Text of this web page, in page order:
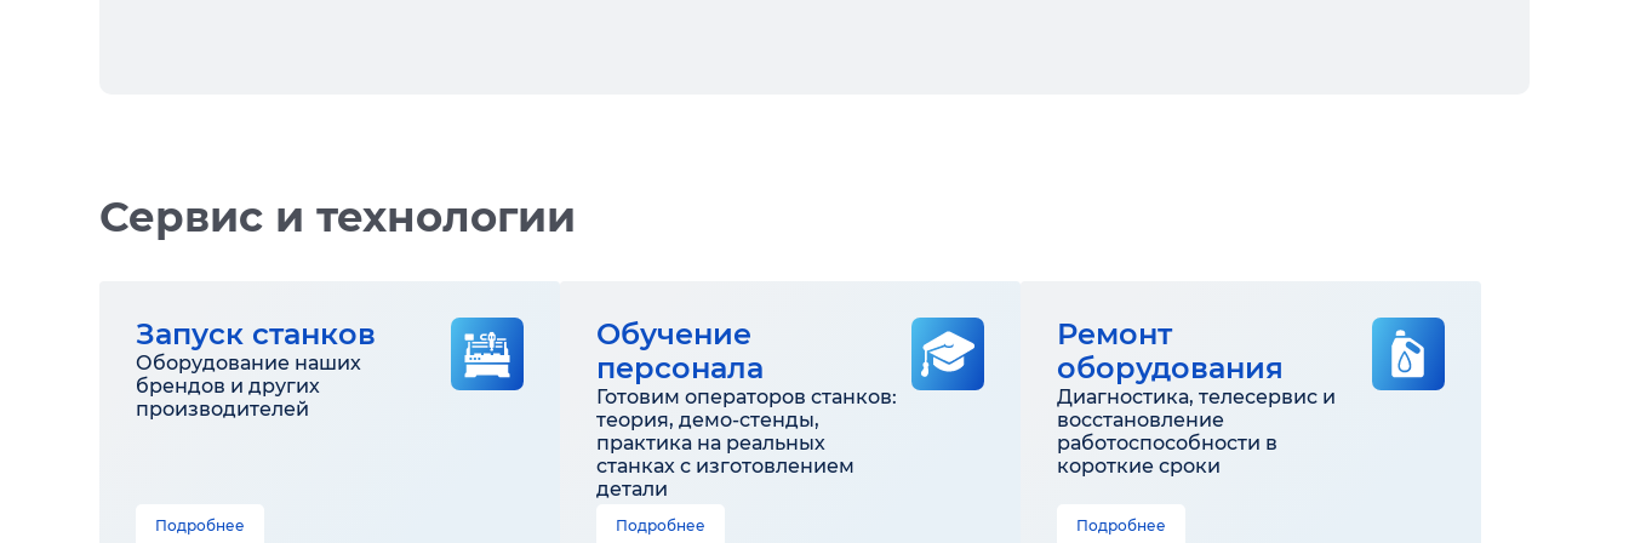
Сервис и технологии
Запуск станков
Оборудование наших
брендов и других
производителей
Подробнее
Обучение
персонала
Готовим операторов станков:
теория, демо-стенды,
практика на реальных
станках с изготовлением
детали
Подробнее
Ремонт
оборудования
Диагностика, телесервис и
восстановление
работоспособности в
короткие сроки
Подробнее